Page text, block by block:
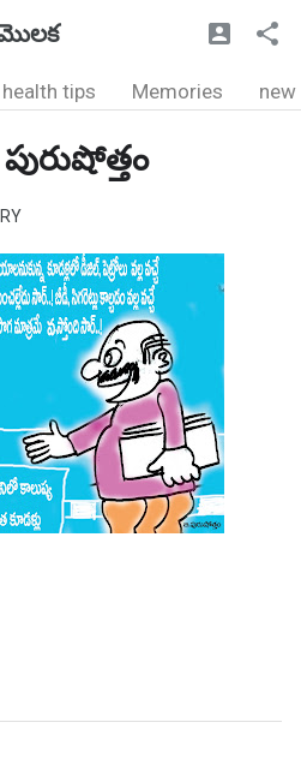
మొలక
health tips Memories new